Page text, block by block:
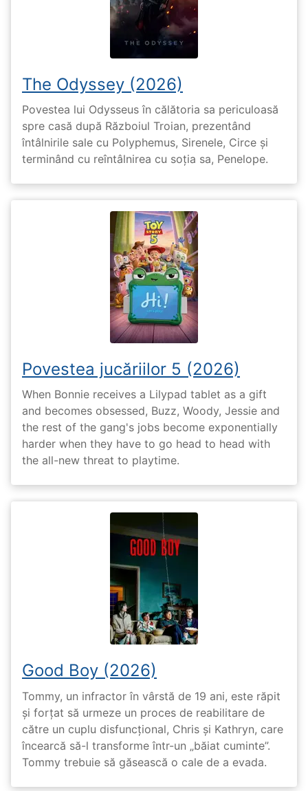
The Odyssey (2026)
Povestea lui Odysseus în călătoria sa periculoasă
spre casă după Războiul Troian, prezentând
întâlnirile sale cu Polyphemus, Sirenele, Circe și
terminând cu reîntâlnirea cu soția sa, Penelope.
Povestea jucăriilor 5 (2026)
When Bonnie receives a Lilypad tablet as a gift
and becomes obsessed, Buzz, Woody, Jessie and
the rest of the gang's jobs become exponentially
harder when they have to go head to head with
the all-new threat to playtime.
Good Boy (2026)
Tommy, un infractor în vârstă de 19 ani, este răpit
și forțat să urmeze un proces de reabilitare de
către un cuplu disfuncțional, Chris și Kathryn, care
încearcă să-l transforme într-un „băiat cuminte”.
Tommy trebuie să găsească o cale de a evada.